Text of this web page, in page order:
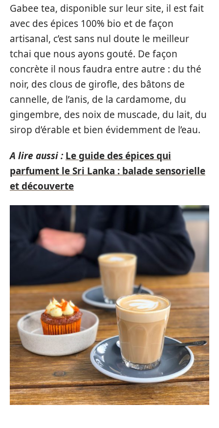
Gabee tea, disponible sur leur site, il est fait
avec des épices 100% bio et de façon
artisanal, c’est sans nul doute le meilleur
tchai que nous ayons gouté. De façon
concrète il nous faudra entre autre : du thé
noir, des clous de girofle, des bâtons de
cannelle, de l’anis, de la cardamome, du
gingembre, des noix de muscade, du lait, du
sirop d’érable et bien évidemment de l’eau.
A lire aussi : Le guide des épices qui
parfument le Sri Lanka : balade sensorielle
et découverte